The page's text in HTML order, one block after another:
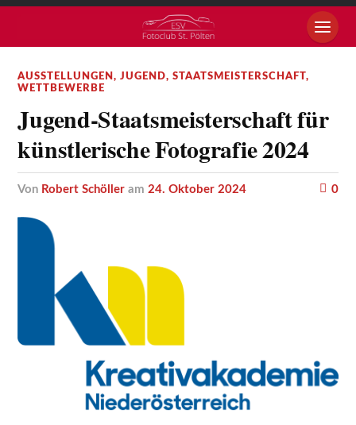
AUSSTELLUNGEN,JUGEND,STAATSMEISTERSCHAFT,
WETTBEWERBE
Jugend-Staatsmeisterschaft für
künstlerische Fotografie 2024
von Robert Schöller am24. Oktober 2024 0